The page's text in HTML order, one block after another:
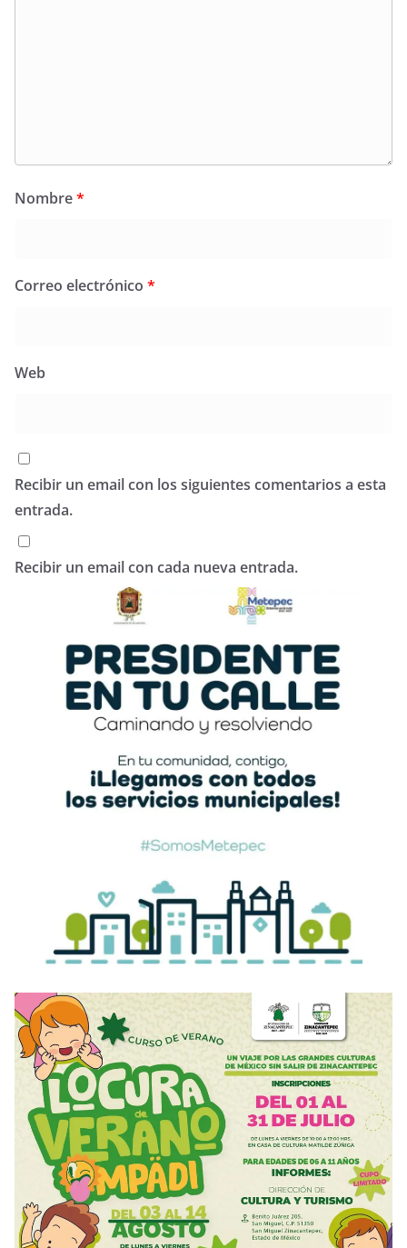
Nombre*
Correo electrónico *
Web
Recibir un email con los siguientes comentarios a esta
entrada.
Recibir un email con cada nueva entrada.